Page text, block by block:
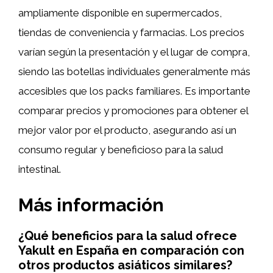
ampliamente disponible en supermercados,
tiendas de conveniencia y farmacias. Los precios
varían según la presentación y el lugar de compra,
siendo las botellas individuales generalmente más
accesibles que los packs familiares. Es importante
comparar precios y promociones para obtener el
mejor valor por el producto, asegurando así un
consumo regular y beneficioso para la salud
intestinal.
Más información
¿Qué beneficios para la salud ofrece
Yakult en España en comparación con
otros productos asiáticos similares?